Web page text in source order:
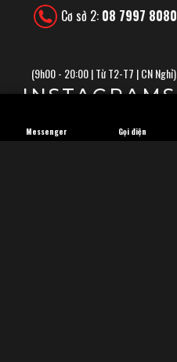
Cơ sở 2: 08 7997 8080
(9h00 - 20:00 | Từ T2-T7 | CN Nghỉ)
INSTAGRAMS
Gọi điện
Messenger